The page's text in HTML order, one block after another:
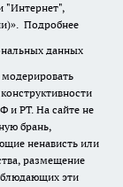
"Интернет",
Подробнее
данных
и РТ. На сайте не
брань,
ненависть или
размещение
эти